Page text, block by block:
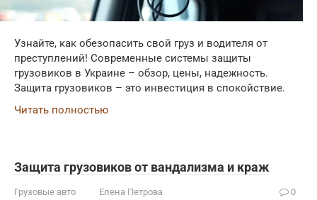
Узнайте, как обезопасить свой груз и водителя от
преступлений! Современные системы защиты
грузовиков в Украине – обзор, цены, надежность.
Защита грузовиков – это инвестиция в спокойствие.
Читать полностью
Защита грузовиков от вандализма и краж
Грузовые авто Елена Петрова 0